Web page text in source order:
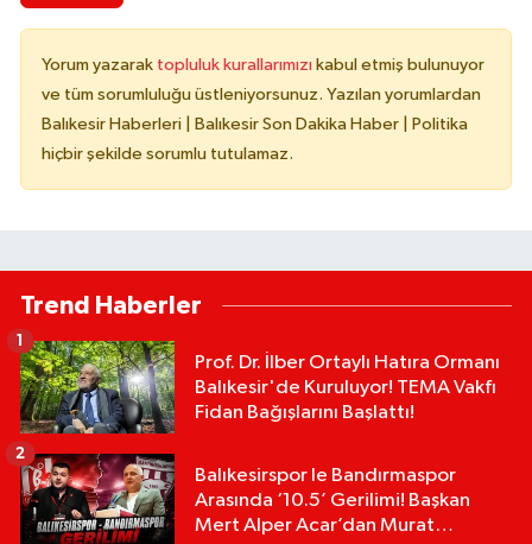
Yorum yazarak topluluk kurallarımızı kabul etmiş bulunuyor
ve tüm sorumluluğu üstleniyorsunuz. Yazılan yorumlardan
Balıkesir Haberleri | Balıkesir Son Dakika Haber | Politika
hiçbir şekilde sorumlu tutulamaz.
Trend Haberler
Prof. Dr. İlber Ortaylı Hatıra Ormanı
Balıkesir'de Kuruluyor! TEMA Vakfı
Fidan Bağışlarını Başlattı!
1
Balıkesirspor le Bandırmaspor
Arasında ‘10.5’ Gerilimi! Başkan
Mert Alper Acar’dan Murat
2